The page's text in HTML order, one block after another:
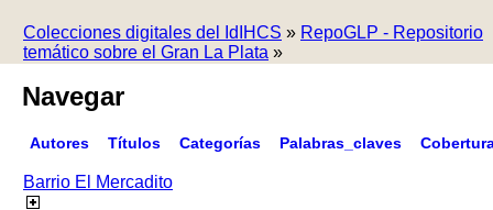
Colecciones digitales del IdIHCS » RepoGLP - Repositorio
temático sobre el Gran La Plata »
Navegar
Autores Títulos Categorías Palabras_claves
Barrio El Mercadito